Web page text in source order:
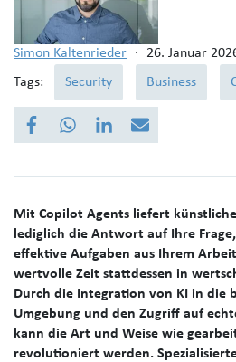
Simon Kaltenrieder ·
26. Januar
Tags:
Security Business
Mit Copilot Agents liefert
lediglich die Antwort auf Ihre
effektive Aufgaben aus Ihrem
wertvolle Zeit stattdessen in
Durch die Integration von KI in die
Umgebung und den Zugriff auf
kann die Art und Weise wie
revolutioniert werden.